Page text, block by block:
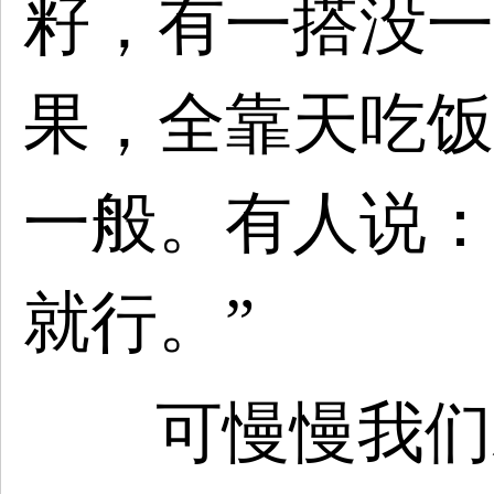
籽，有一搭没
果，全靠天吃
一般。有人说：
就行。”
可慢慢我